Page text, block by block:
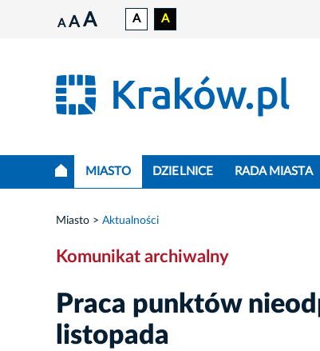
A A A A A
MIASTO DZIELNICE RADA MIASTA
Miasto Aktualności
Komunikat archiwalny
Praca punktów
listopada